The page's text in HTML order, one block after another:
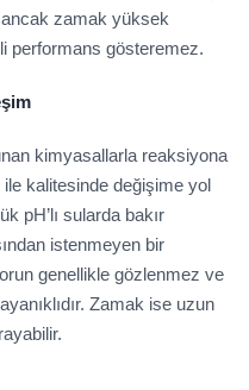
zamak yüksek
performans gösteremez.
kimyasallarla reaksiyona
kalitesinde değişime yol
pH’lı sularda bakır
istenmeyen bir
genellikle gözlenmez ve
Zamak ise uzun